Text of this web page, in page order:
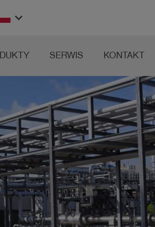
keyboard_arrow_down
SERWIS KONTAKT